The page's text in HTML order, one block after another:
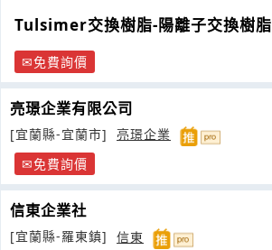
Tulsimer交換樹脂-陽離子交換樹脂
免費詢價
亮璟企業有限公司
[宜蘭縣-宜蘭市]
亮璟企業
免費詢價
信東企業社
[宜蘭縣-羅東鎮]
信東